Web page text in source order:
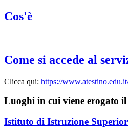
Cos'è
Come si accede al
Clicca qui: https://
Luoghi in cui viene erogato il
Istituto di Istruzione